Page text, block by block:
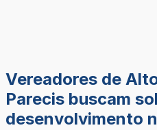
Vereadores de
Parecis buscam
desenvolvimento